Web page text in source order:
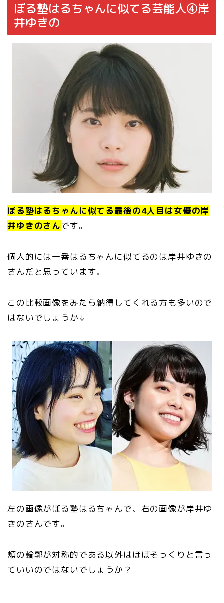
ぼる塾はるちゃんに似てる芸能人④岸
井ゆきの
ぼる塾はるちゃんに似てる最後の4人目は女優の岸
井ゆきのさんです。
個人的には一番はるちゃんに似てるのは岸井ゆきの
さんだと思っています。
この比較画像をみたら納得してくれる方も多いので
はないでしょうか↓
左の画像がぼる塾はるちゃんで、右の画像が岸井ゆ
きのさんです。
頬の輪郭が対称的である以外はほぼそっくりと言っ
ていいのではないでしょうか？